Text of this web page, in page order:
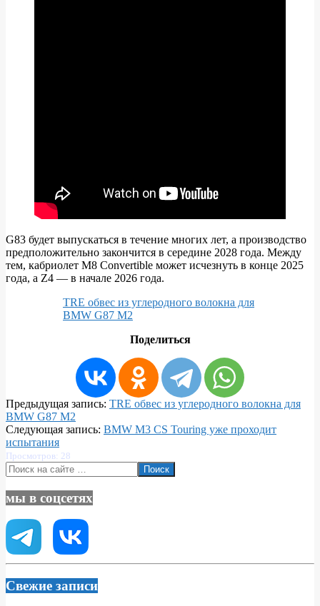
G83 будет выпускаться в течение многих лет, а производство
предположительно закончится в середине 2028 года. Между
тем, кабриолет M8 Convertible может исчезнуть в конце 2025
года, а Z4 — в начале 2026 года.
TRE обвес из углеродного волокна для
BMW G87 M2
Поделиться
2023-
04-
15
Предыдущая запись: TRE обвес из углеродного волокна для
BMW G87 M2
Следующая запись: BMW M3 CS Touring уже проходит
испытания
Просмотров: 28
Поиск
мы в соцсетях
Свежие записи